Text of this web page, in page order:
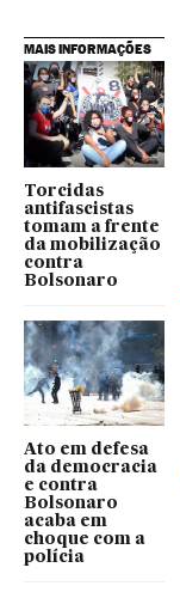
MAIS INFORMAÇÕES
Torcidas
antifascistas
tomam a frente
da mobilização
contra
Bolsonaro
Ato em defesa
da democracia
e contra
Bolsonaro
acaba em
choque com a
polícia